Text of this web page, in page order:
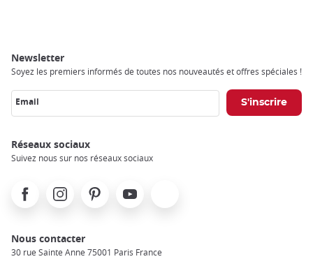
Newsletter
Soyez les premiers informés de toutes nos nouveautés et offres spéciales !
Email
Réseaux sociaux
Suivez nous sur nos réseaux sociaux
FacebookInstagramPinterest Youtube
Nous contacter
30 rue Sainte Anne 75001 Paris France